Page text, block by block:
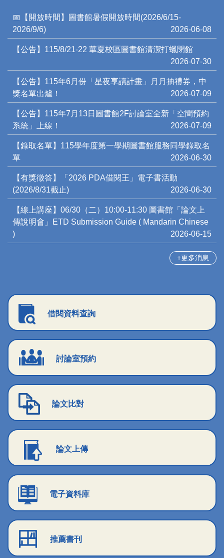
📅【開放時間】圖書館暑假開放時間(2026/6/15-
2026/9/6)
2026-06-08
【公告】115/8/21-22 華夏校區圖書館清潔打蠟閉館
2026-07-30
【公告】115年6月份「星夜享讀計畫」月月抽禮券，中
獎名單出爐！
2026-07-09
【公告】115年7月13日圖書館2F討論室全新「空間預約
系統」上線！
2026-07-09
【錄取名單】115學年度第一學期圖書館服務同學錄取名
單
2026-06-30
【有獎徵答】「2026 PDA借閱王」電子書活動
(2026/8/31截止)
2026-06-30
【線上講座】06/30（二）10:00-11:30 圖書館「論文上
傳說明會」ETD Submission Guide ( Mandarin Chinese
)
2026-06-15
更多消息
借閱資料查詢
討論室預約
論文比對
論文上傳
電子資料庫
推薦書刊